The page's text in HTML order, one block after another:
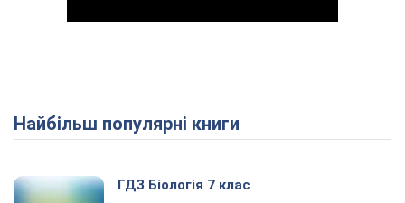
Play Video
Найбільш популярні книги
ГДЗ Біологія 7 клас